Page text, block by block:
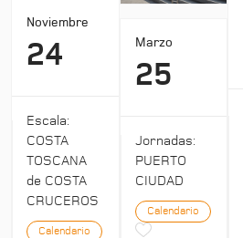
Noviembre
24
Escala:
COSTA
TOSCANA
de COSTA
CRUCEROS
Calendario
Marzo
25
Jornadas:
PUERTO
CIUDAD
Calendario